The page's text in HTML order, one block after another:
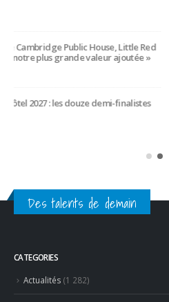
Serge Dubs, meilleur
après plus de 50 ans de
Maître d’hôtel à l’Oceania
Des talents de demain
CATEGORIES
Actualités (1 282)